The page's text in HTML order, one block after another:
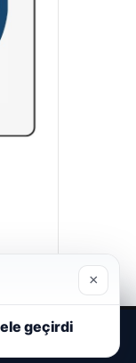
×
ele geçirdi